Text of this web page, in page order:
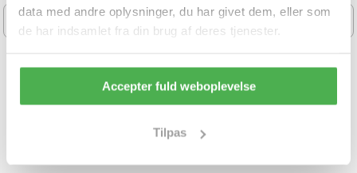
data med andre oplysninger, du har givet dem, eller som
de har indsamlet fra din brug af deres tjenester.
Accepter fuld weboplevelse
Tilpas
Bambus Knæbind med Tourmaline
Kobber Kompressions
par
‹